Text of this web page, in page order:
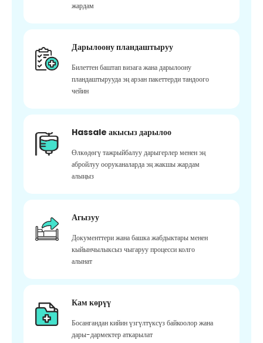
жардам
Дарылоону пландаштыруу
Билеттен баштап визага жана дарылоону
пландаштырууда эң арзан пакеттерди тандоого
чейин
Hassale акысыз дарылоо
Өлкөдөгү тажрыйбалуу дарыгерлер менен эң
абройлуу ооруканаларда эң жакшы жардам
алыңыз
Агызуу
Документтери жана башка жабдыктары менен
кыйынчылыксыз чыгаруу процесси колго
алынат
Кам көрүү
Босангандан кийин үзгүлтүксүз байкоолор жана
дары-дармектер аткарылат